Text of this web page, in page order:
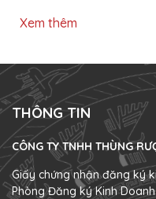
mưa và nắng - thành
cho đến 60 tháng. Gỗ
Xem thêm
THÔNG TIN
CÔNG TY TNHH THÙNG
Giấy chứng nhận đăng ký
Phòng Đăng ký Kinh